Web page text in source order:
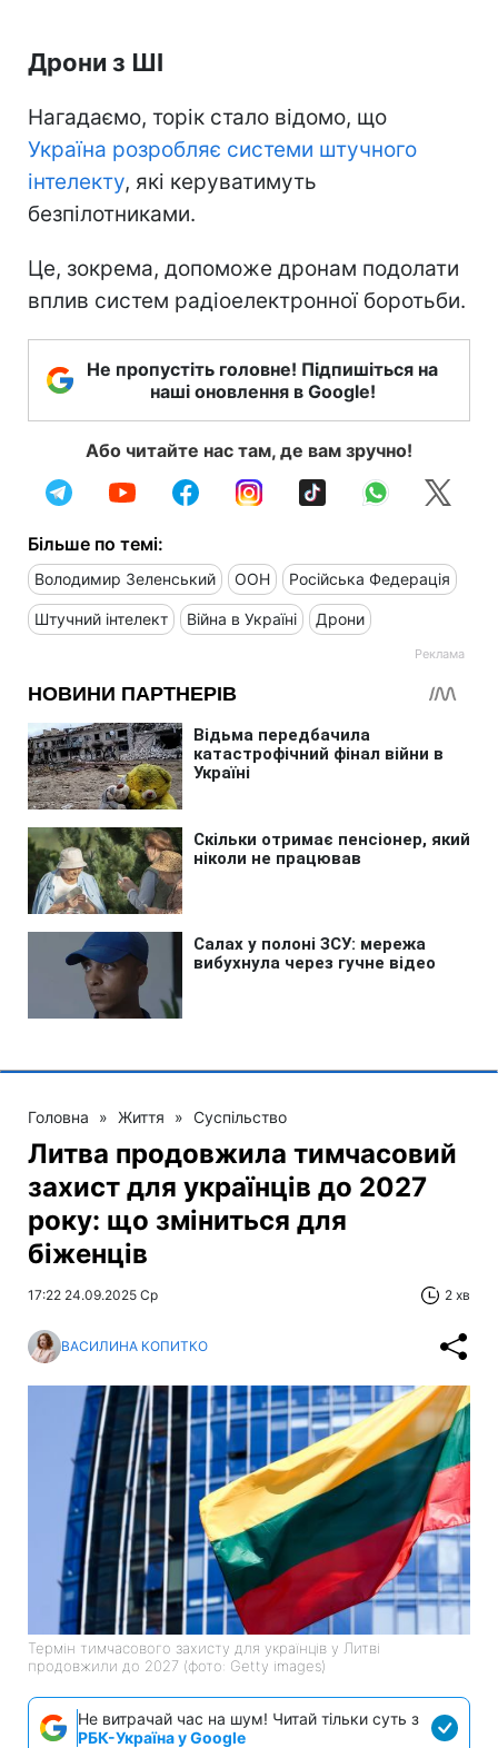
Дрони з ШІ
Нагадаємо, торік стало відомо, що
Україна розробляє системи штучного
інтелекту, які керуватимуть
безпілотниками.
Це, зокрема, допоможе дронам подолати
вплив систем радіоелектронної боротьби.
Не пропустіть головне! Підпишіться на
наші оновлення в Google!
Або читайте нас там, де вам зручно!
Більше по темі:
Володимир Зеленський ООН Російська Федерація
Штучний інтелект Війна в Україні Дрони
Головна » Життя » Суспільство
Литва продовжила тимчасовий
захист для українців до 2027
року: що зміниться для
біженців
17:22 24.09.2025 Ср 2 хв
ВАСИЛИНА КОПИТКО
Термін тимчасового захисту для українців у Литві
продовжили до 2027 (фото: Getty images)
Не витрачай час на шум! Читай тільки суть з
РБК-Україна у Google